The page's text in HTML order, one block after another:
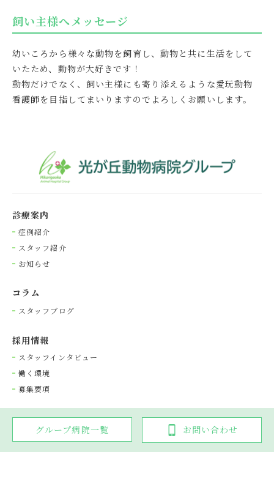
飼い主様へメッセージ
幼いころから様々な動物を飼育し、動物と共に生活をして
いたため、動物が大好きです！
動物だけでなく、飼い主様にも寄り添えるような愛玩動物
看護師を目指してまいりますのでよろしくお願いします。
診療案内
症例紹介
スタッフ紹介
お知らせ
コラム
スタッフブログ
採⽤情報
スタッフインタビュー
働く環境
募集要項
Copyright © 光が丘動物病院グループ. All rights reserved.
グループ病院一覧 お問い合わせ